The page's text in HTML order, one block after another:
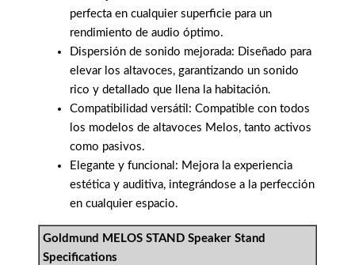
perfecta en cualquier superficie para un
rendimiento de audio óptimo.
Dispersión de sonido mejorada: Diseñado para
elevar los altavoces, garantizando un sonido
rico y detallado que llena la habitación.
Compatibilidad versátil: Compatible con todos
los modelos de altavoces Melos, tanto activos
como pasivos.
Elegante y funcional: Mejora la experiencia
estética y auditiva, integrándose a la perfección
en cualquier espacio.
Goldmund MELOS STAND Speaker Stand
Specifications